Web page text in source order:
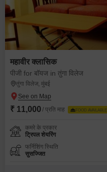
महावीर क्लासिक
पीजी for बॉयज in तुंगा विलेज
तुंगा विलेज, मुंबई
₹ 11,000 / प्रति माह FOOD AVAILABLE
कमरे के प्रकार
ट्रिपल शेयरिंग
फर्निशिंग स्थिति
सुसज्जित